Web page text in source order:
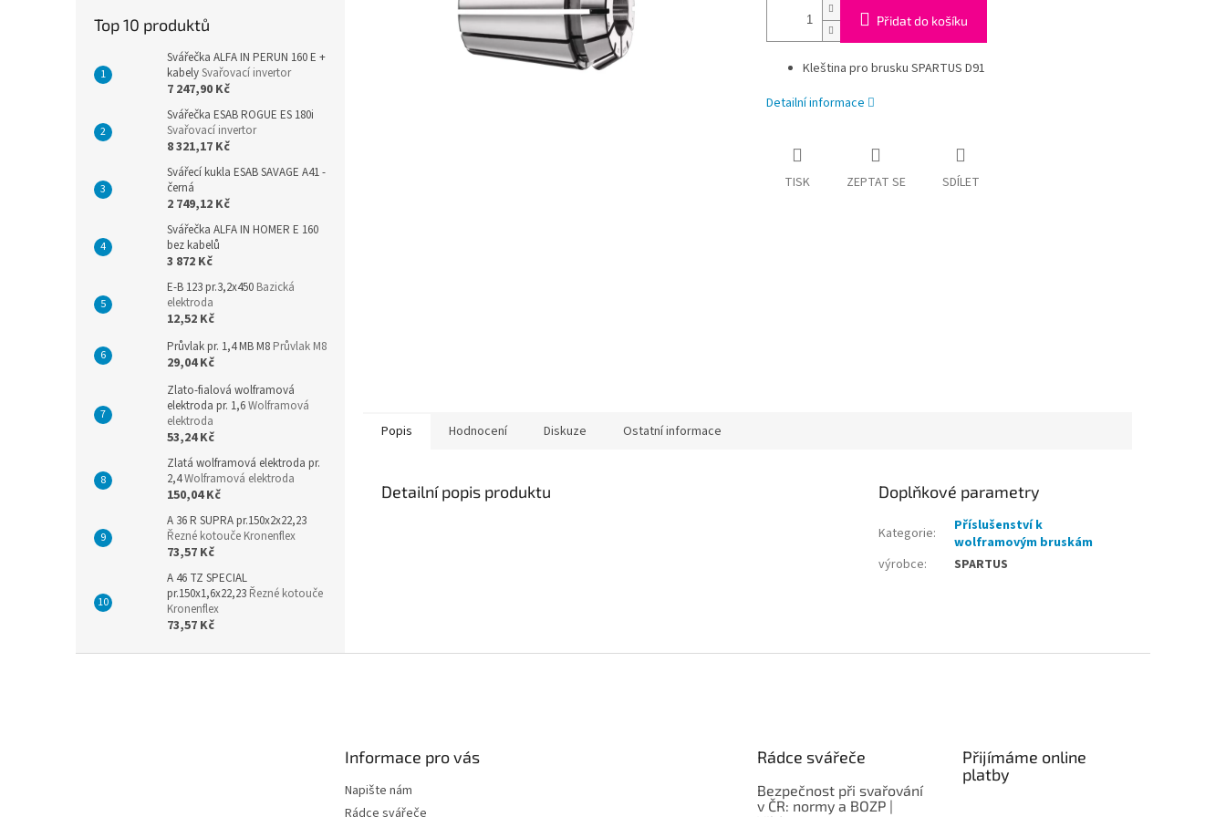
Top 10 produktů
Svářečka ALFA IN PERUN 160 E +
kabelySvařovací invertor
7 247,90 Kč
Svářečka ESAB ROGUE ES 180i
Svařovací invertor
8 321,17 Kč
Svářecí kukla ESAB SAVAGE A41 -
černá
2 749,12 Kč
Svářečka ALFA IN HOMER E 160
bez kabelů
3 872 Kč
E-B 123 pr.3,2x450 Bazická
elektroda
12,52 Kč
Průvlak pr. 1,4 MB M8 Průvlak M8
29,04 Kč
Zlato-fialová wolframová
elektroda pr. 1,6Wolframová
elektroda
53,24 Kč
Zlatá wolframová elektroda pr.
2,4Wolframová elektroda
150,04 Kč
A 36 R SUPRA pr.150x2x22,23
Řezné kotouče Kronenflex
73,57 Kč
A 46 TZ SPECIAL
pr.150x1,6x22,23 Řezné kotouče
Kronenflex
73,57 Kč
Přidat do košíku
Kleština pro brusku SPARTUS D91
Detailní informace
TISK ZEPTAT SE SDÍLET
Popis Hodnocení Diskuze Ostatní informace
Detailní popis produktu Doplňkové parametry
Kategorie:
Příslušenství k
wolframovým bruskám
výrobce: SPARTUS
Informace pro vás
Napište nám
Rádce svářeče
Rádce svářeče
Bezpečnost při svařování
v ČR: normy a BOZP |
Přijímáme online
platby